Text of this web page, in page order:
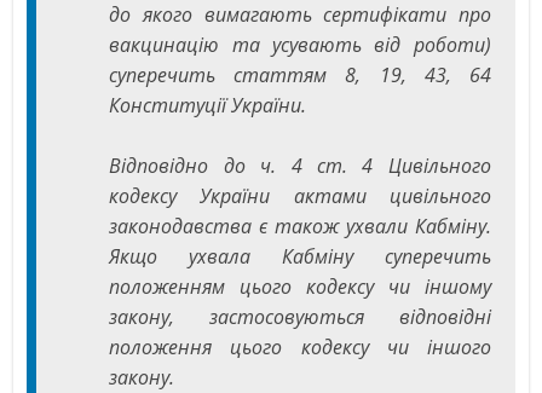
до якого вимагають сертифікати про
вакцинацію та усувають від роботи)
суперечить статтям 8, 19, 43, 64
Конституції України.
Відповідно до ч. 4 ст. 4 Цивільного
кодексу України актами цивільного
законодавства є також ухвали Кабміну.
Якщо ухвала Кабміну суперечить
положенням цього кодексу чи іншому
закону, застосовуються відповідні
положення цього кодексу чи іншого
закону.